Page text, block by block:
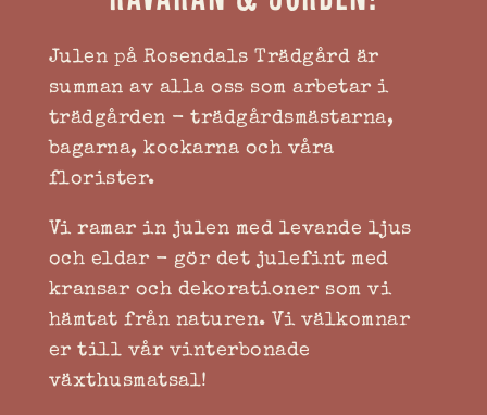
Julen på Rosendals Trädgård är
summan av alla oss som arbetar i
trädgården - trädgårdsmästarna,
bagarna, kockarna och våra
florister.
Vi ramar in julen med levande ljus
och eldar - gör det julefint med
kransar och dekorationer som vi
hämtat från naturen. Vi välkomnar
er till vår vinterbonade
växthusmatsal!